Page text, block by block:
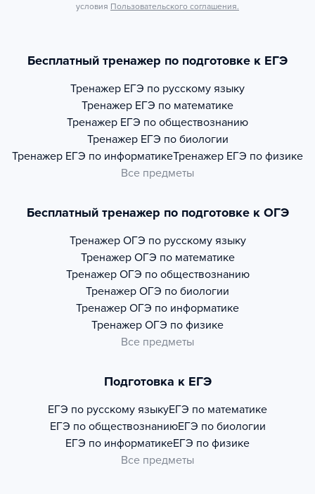
условия Пользовательского соглашения.
Бесплатный тренажер по подготовке к ЕГЭ
Тренажер ЕГЭ по русскому языку
Тренажер ЕГЭ по математике
Тренажер ЕГЭ по обществознанию
Тренажер ЕГЭ по биологии
Тренажер ЕГЭ по информатикеТренажер ЕГЭ по физике
Все предметы
Бесплатный тренажер по подготовке к ОГЭ
Тренажер ОГЭ по русскому языку
Тренажер ОГЭ по математике
Тренажер ОГЭ по обществознанию
Тренажер ОГЭ по биологии
Тренажер ОГЭ по информатике
Тренажер ОГЭ по физике
Все предметы
Подготовка к ЕГЭ
ЕГЭ по русскому языкуЕГЭ по математике
ЕГЭ по обществознаниюЕГЭ по биологии
ЕГЭ по информатикеЕГЭ по физике
Все предметы